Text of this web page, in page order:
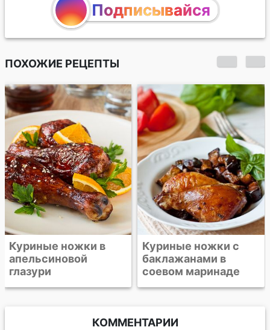
Подписывайся
ПОХОЖИЕ РЕЦЕПТЫ
Куриные ножки с
баклажанами в
соевом маринаде
Запеченные
куриные бедра в
апельсиновом
маринаде
КОММЕНТАРИИ